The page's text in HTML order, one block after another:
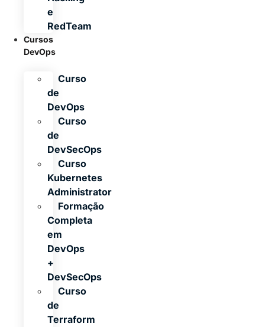
e
RedTeam
Cursos
DevOps
Curso
de
DevOps
Curso
de
DevSecOps
Curso
Kubernetes
Administrator
Formação
Completa
em
DevOps
+
DevSecOps
Curso
de
Terraform